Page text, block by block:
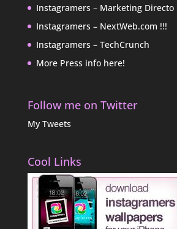
Instagramers – Marketing Directo
Instagramers – NextWeb.com !!!
Instagramers – TechCrunch
More Press info here!
Follow me on Twitter
My Tweets
Cool Links